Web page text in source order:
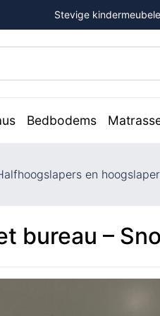
Stevige
Bedbodems
en
bureau –